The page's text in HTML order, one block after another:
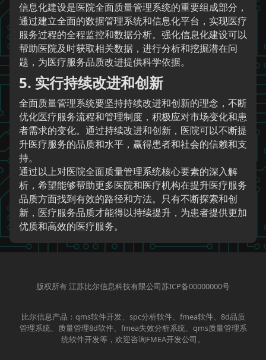
信息化建设是医院全面质量管理系统的重要组成部分，
通过建立全面的数据管理系统和信息化平台，实现医疗
服务过程的全程监控和数据分析。强化信息化建设可以
帮助医院及时获取相关数据，进行分析和挖掘潜在问
题，为医疗服务品质改进提供科学依据。
5. 实行持续改进和创新
全面质量管理系统要坚持持续改进和创新的理念，不断
优化医疗服务流程和管理制度，积极应对市场变化和患
者需求的变化。通过持续改进和创新，医院可以不断提
升医疗服务的品质和水平，赢得患者和社会的信赖和支
持。
通过以上对医院全面质量管理系统核心要素的深入解
析，希望能够帮助更多医院和医疗机构在提升医疗服务
品质方面找到有效的路径和方法。只有不断探索和创
新，医疗服务品质才能得以持续提升，为患者提供更加
优质和高效的医疗服务。
版权所有 江苏比尔信息科技有限公司苏ICP备00000000号
比尔信息产品：qms软件开发、spc分析软件、fmea软件、8d品质
管理系统、质量管理8d软件、fmea失效分析系统、qms质量管理系
统软件开发等，欢迎咨询FMEA开发公司。